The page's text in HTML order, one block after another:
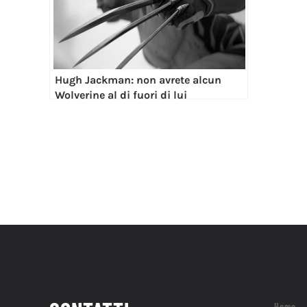
Hugh Jackman: non avrete alcun
Wolverine al di fuori di lui